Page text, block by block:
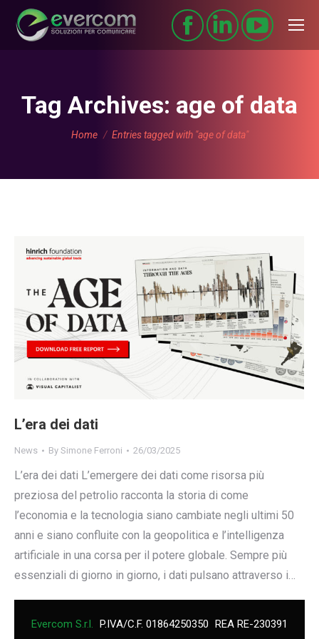
Tag Archives: age of data
You are here:
Home Entries tagged with "age of data"
L’era dei dati
News By Simone Ferroni 26/03/2025
L’era dei dati L’emergere dei dati come risorsa più
preziosa del petrolio racconta la storia di come
l’economia e la tecnologia siano cambiate negli ultimi 50
anni e siano confluite con la geopolitica e l’intelligenza
artificiale in una corsa per il potere globale. Sempre più
essenziali di giorno in giorno, i dati pulsano attraverso i…
Evercom S.r.l. P.IVA/C.F. 01864250350 REA RE-230391